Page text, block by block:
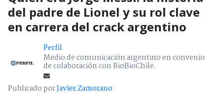
del padre de Lionel y su rol clave
en carrera del crack argentino
Perfil
Medio de comunicación argentino en convenio
de colaboración con BioBioChile.
Publicado porJavier Zamorano